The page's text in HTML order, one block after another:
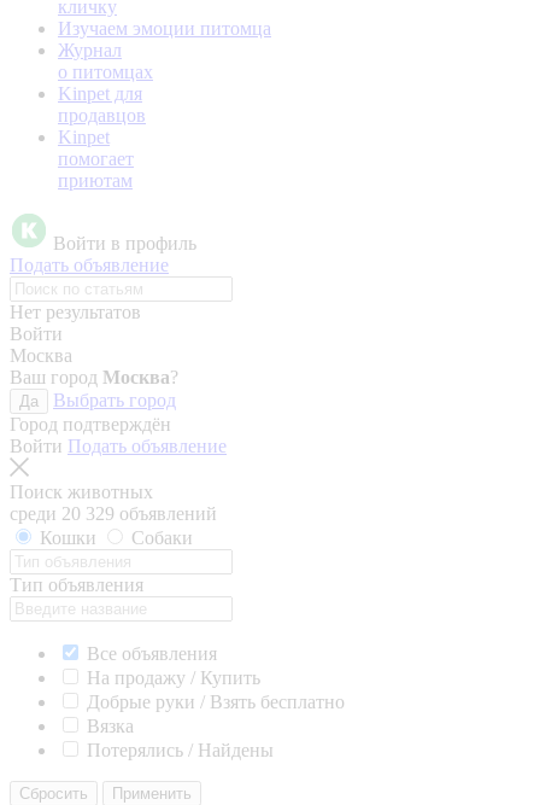
кличку
Изучаем эмоции питомца
Журнал
о питомцах
Kinpet для
продавцов
Kinpet
помогает
приютам
Войти в профиль
Подать объявление
Нет результатов
Войти
Москва
Ваш город Москва?
Да
Выбрать город
Город подтверждён
Войти Подать объявление
Поиск животных
среди 20 329 объявлений
Кошки
Собаки
Тип объявления
Все объявления
На продажу / Купить
Добрые руки / Взять бесплатно
Вязка
Потерялись / Найдены
Сбросить Применить